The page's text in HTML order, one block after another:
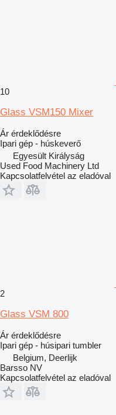
10
Glass VSM150 Mixer
Ár érdeklődésre
Ipari gép - húskeverő
Egyesült Királyság
Used Food Machinery Ltd
Kapcsolatfelvétel az eladóval
2
Glass VSM 800
Ár érdeklődésre
Ipari gép - húsipari tumbler
Belgium, Deerlijk
Barsso NV
Kapcsolatfelvétel az eladóval